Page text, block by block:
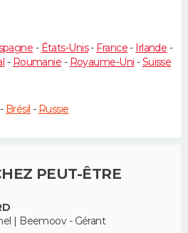
- États-Unis- France- Irlande -
- Roumanie - Royaume-Uni -Suisse
- Brésil - Russie
PEUT-ÊTRE
| Beemoov - Gérant